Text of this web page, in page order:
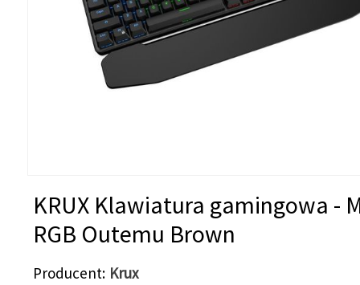
KRUX Klawiatura gamingowa -
RGB Outemu Brown
Producent Krux